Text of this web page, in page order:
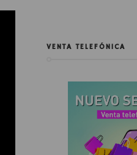
VENTA TELEFÓNICA